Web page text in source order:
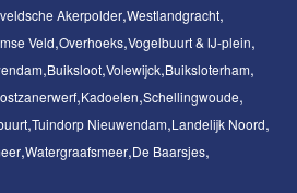
Akerpolder Westlandgracht
Veld Overhoeks Vogelbuurt & IJ-plein
Buiksloot Volewijck Buiksloterham
Kadoelen Schellingwoude
Tuindorp Nieuwendam Landelijk Noord
Watergraafsmeer De Baarsjes